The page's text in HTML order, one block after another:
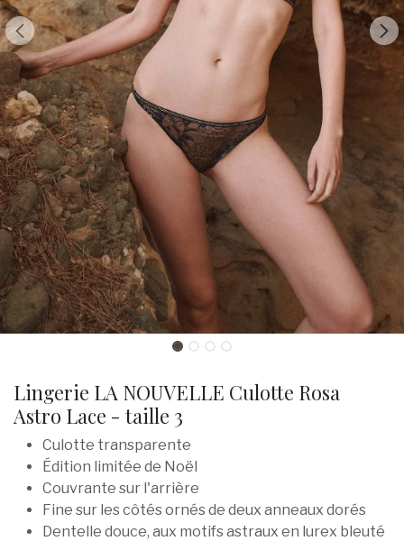
Lingerie LA NOUVELLE Culotte Rosa
Astro Lace - taille 3
Culotte transparente
Édition limitée de Noël
Couvrante sur l'arrière
Fine sur les côtés ornés de deux anneaux dorés
Dentelle douce, aux motifs astraux en lurex bleuté